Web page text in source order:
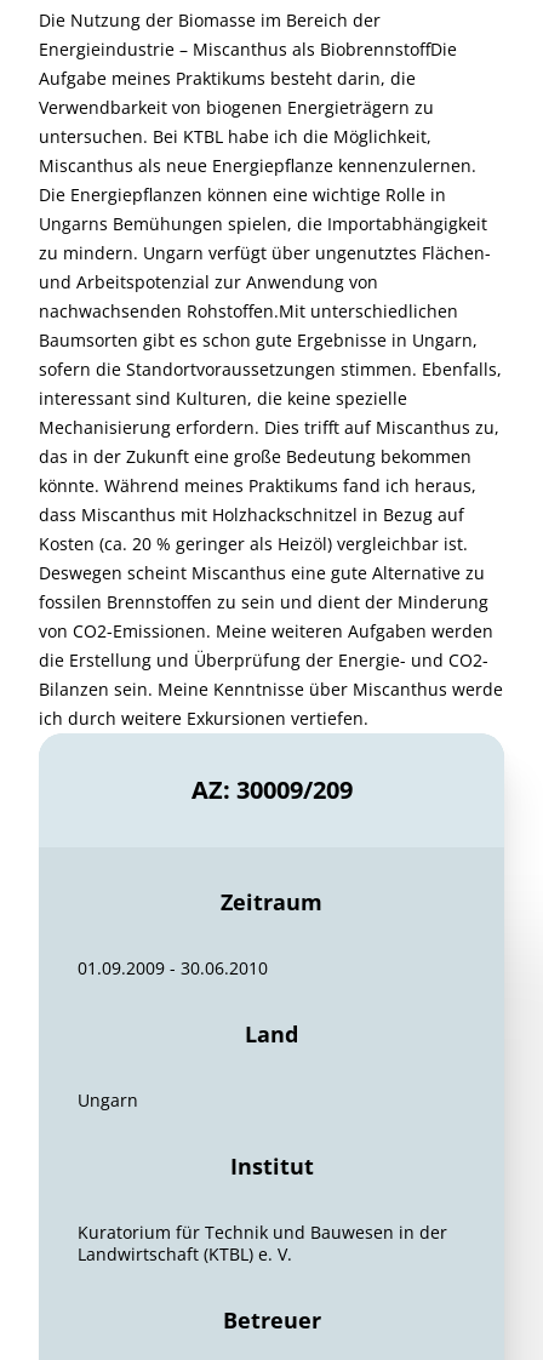
Die Nutzung der Biomasse im Bereich der
Energieindustrie – Miscanthus als BiobrennstoffDie
Aufgabe meines Praktikums besteht darin, die
Verwendbarkeit von biogenen Energieträgern zu
untersuchen. Bei KTBL habe ich die Möglichkeit,
Miscanthus als neue Energiepflanze kennenzulernen.
Die Energiepflanzen können eine wichtige Rolle in
Ungarns Bemühungen spielen, die Importabhängigkeit
zu mindern. Ungarn verfügt über ungenutztes Flächen-
und Arbeitspotenzial zur Anwendung von
nachwachsenden Rohstoffen.Mit unterschiedlichen
Baumsorten gibt es schon gute Ergebnisse in Ungarn,
sofern die Standortvoraussetzungen stimmen. Ebenfalls,
interessant sind Kulturen, die keine spezielle
Mechanisierung erfordern. Dies trifft auf Miscanthus zu,
das in der Zukunft eine große Bedeutung bekommen
könnte. Während meines Praktikums fand ich heraus,
dass Miscanthus mit Holzhackschnitzel in Bezug auf
Kosten (ca. 20 % geringer als Heizöl) vergleichbar ist.
Deswegen scheint Miscanthus eine gute Alternative zu
fossilen Brennstoffen zu sein und dient der Minderung
von CO2-Emissionen. Meine weiteren Aufgaben werden
die Erstellung und Überprüfung der Energie- und CO2-
Bilanzen sein. Meine Kenntnisse über Miscanthus werde
ich durch weitere Exkursionen vertiefen.
AZ: 30009/209
Zeitraum
01.09.2009 - 30.06.2010
Land
Ungarn
Institut
Kuratorium für Technik und Bauwesen in der
Landwirtschaft (KTBL) e. V.
Betreuer